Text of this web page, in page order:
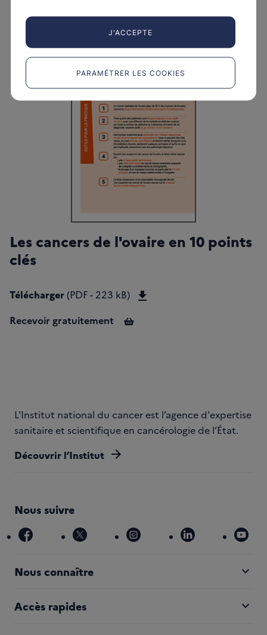
Les cancers de l'ovaire en 10 points
clés
Télécharger(PDF - 223 kB)
Recevoir gratuitement
L'Institut national du cancer est l’agence d'expertise
sanitaire et scientifique en cancérologie de l’État.
Découvrir l’Institut arrow_forward
Nous suivre
facebook x instagram linkedin
Nous connaître expand_more
Accès rapides expand_more
J'ACCEPTE
PARAMÉTRER LES COOKIES